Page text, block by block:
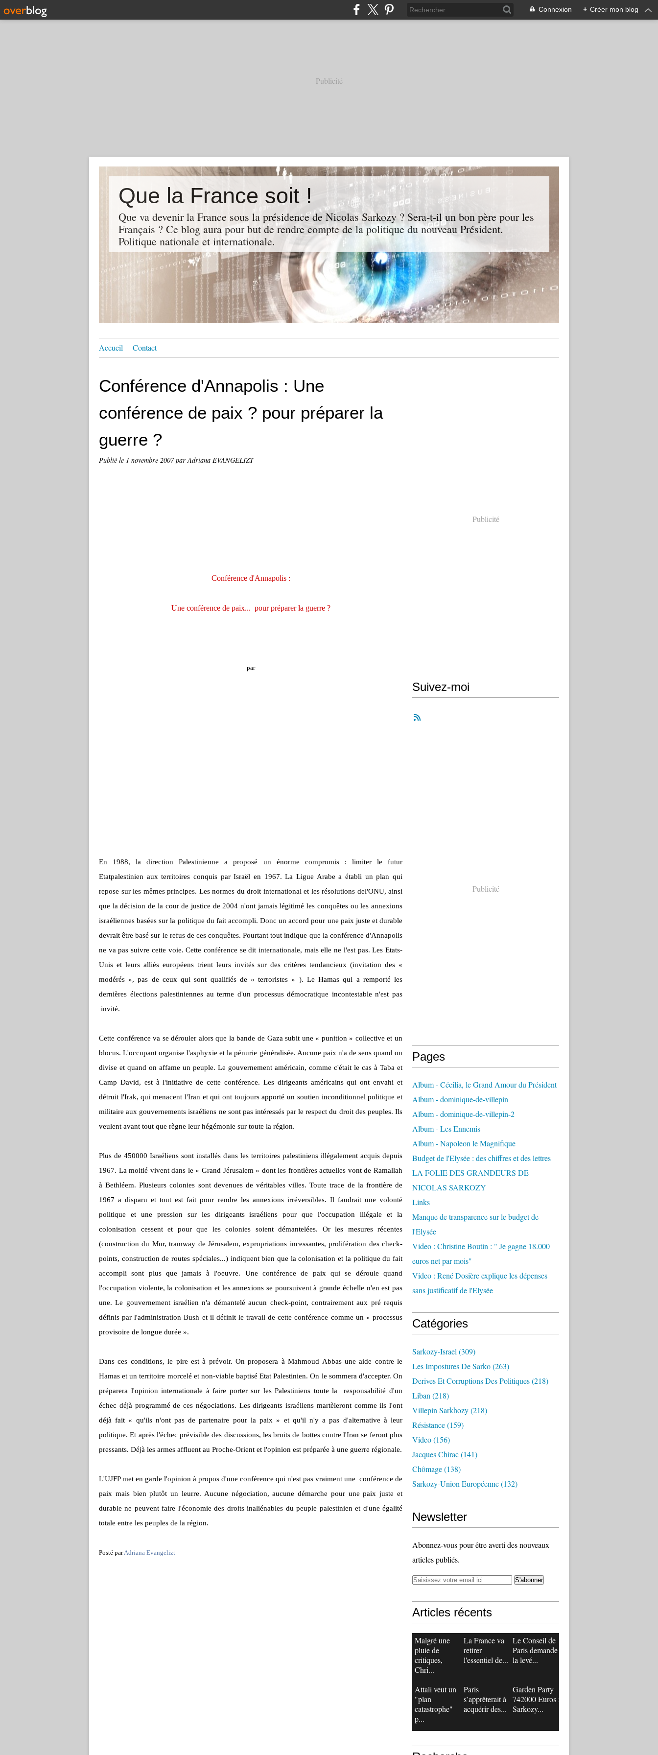
Connexion + Créer mon blog
Publicité
Que la France soit !
Que va devenir la France sous la présidence de Nicolas Sarkozy ? Sera-t-il un bon père pour les
Français ? Ce blog aura pour but de rendre compte de la politique du nouveau Président.
Politique nationale et internationale.
Accueil Contact
Conférence d'Annapolis : Une
conférence de paix ? pour préparer la
guerre ?
Publié le 1 novembre 2007par Adriana EVANGELIZT
Conférence d'Annapolis :
Une conférence de paix... pour préparer la guerre ?
par
En 1988, la direction Palestinienne a proposé un énorme compromis : limiter le futur
Etatpalestinien aux territoires conquis par Israël en 1967. La Ligue Arabe a établi un plan qui
repose sur les mêmes principes. Les normes du droit international et les résolutions del'ONU, ainsi
que la décision de la cour de justice de 2004 n'ont jamais légitimé les conquêtes ou les annexions
israéliennes basées sur la politique du fait accompli. Donc un accord pour une paix juste et durable
devrait être basé sur le refus de ces conquêtes. Pourtant tout indique que la conférence d'Annapolis
ne va pas suivre cette voie. Cette conférence se dit internationale, mais elle ne l'est pas. Les Etats-
Unis et leurs alliés européens trient leurs invités sur des critères tendancieux (invitation des «
modérés », pas de ceux qui sont qualifiés de « terroristes » ). Le Hamas qui a remporté les
dernières élections palestiniennes au terme d'un processus démocratique incontestable n'est pas
invité.
Cette conférence va se dérouler alors que la bande de Gaza subit une « punition » collective et un
blocus. L'occupant organise l'asphyxie et la pénurie généralisée. Aucune paix n'a de sens quand on
divise et quand on affame un peuple. Le gouvernement américain, comme c'était le cas à Taba et
Camp David, est à l'initiative de cette conférence. Les dirigeants américains qui ont envahi et
détruit l'Irak, qui menacent l'Iran et qui ont toujours apporté un soutien inconditionnel politique et
militaire aux gouvernements israéliens ne sont pas intéressés par le respect du droit des peuples. Ils
veulent avant tout que règne leur hégémonie sur toute la région.
Plus de 450000 Israéliens sont installés dans les territoires palestiniens illégalement acquis depuis
1967. La moitié vivent dans le « Grand Jérusalem » dont les frontières actuelles vont de Ramallah
à Bethléem. Plusieurs colonies sont devenues de véritables villes. Toute trace de la frontière de
1967 a disparu et tout est fait pour rendre les annexions irréversibles. Il faudrait une volonté
politique et une pression sur les dirigeants israéliens pour que l'occupation illégale et la
colonisation cessent et pour que les colonies soient démantelées. Or les mesures récentes
(construction du Mur, tramway de Jérusalem, expropriations incessantes, prolifération des check-
points, construction de routes spéciales...) indiquent bien que la colonisation et la politique du fait
accompli sont plus que jamais à l'oeuvre. Une conférence de paix qui se déroule quand
l'occupation violente, la colonisation et les annexions se poursuivent à grande échelle n'en est pas
une. Le gouvernement israélien n'a démantelé aucun check-point, contrairement aux pré requis
définis par l'administration Bush et il définit le travail de cette conférence comme un « processus
provisoire de longue durée ».
Dans ces conditions, le pire est à prévoir. On proposera à Mahmoud Abbas une aide contre le
Hamas et un territoire morcelé et non-viable baptisé Etat Palestinien. On le sommera d'accepter. On
préparera l'opinion internationale à faire porter sur les Palestiniens toute la responsabilité d'un
échec déjà programmé de ces négociations. Les dirigeants israéliens martèleront comme ils l'ont
déjà fait « qu'ils n'ont pas de partenaire pour la paix » et qu'il n'y a pas d'alternative à leur
politique. Et après l'échec prévisible des discussions, les bruits de bottes contre l'Iran se feront plus
pressants. Déjà les armes affluent au Proche-Orient et l'opinion est préparée à une guerre régionale.
L'UJFP met en garde l'opinion à propos d'une conférence qui n'est pas vraiment une conférence de
paix mais bien plutôt un leurre. Aucune négociation, aucune démarche pour une paix juste et
durable ne peuvent faire l'économie des droits inaliénables du peuple palestinien et d'une égalité
totale entre les peuples de la région.
Posté parAdriana Evangelizt
Publicité
Suivez-moi
Publicité
Pages
Album - Cécilia, le Grand Amour du Président
Album - dominique-de-villepin
Album - dominique-de-villepin-2
Album - Les Ennemis
Album - Napoleon le Magnifique
Budget de l'Elysée : des chiffres et des lettres
LA FOLIE DES GRANDEURS DE
NICOLAS SARKOZY
Links
Manque de transparence sur le budget de
l'Elysée
Video : Christine Boutin : " Je gagne 18.000
euros net par mois"
Video : René Dosière explique les dépenses
sans justificatif de l'Elysée
Catégories
Sarkozy-Israel (309)
Les Impostures De Sarko(263)
Derives Et Corruptions Des Politiques(218)
Liban (218)
Villepin Sarkhozy(218)
Résistance(159)
Video(156)
Jacques Chirac(141)
Chômage(138)
Sarkozy-Union Européenne(132)
Newsletter
Abonnez-vous pour être averti des nouveaux
articles publiés.
Articles récents
Malgré une
pluie de
critiques,
Chri...
La France va
retirer
l'essentiel de...
Le Conseil de
Paris demande
la levé...
Attali veut un
"plan
catastrophe"
p...
Paris
s’apprêterait à
acquérir des...
Garden Party
742000 Euros :
Sarkozy...